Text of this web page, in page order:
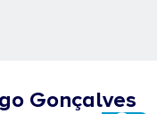
Gonçalves